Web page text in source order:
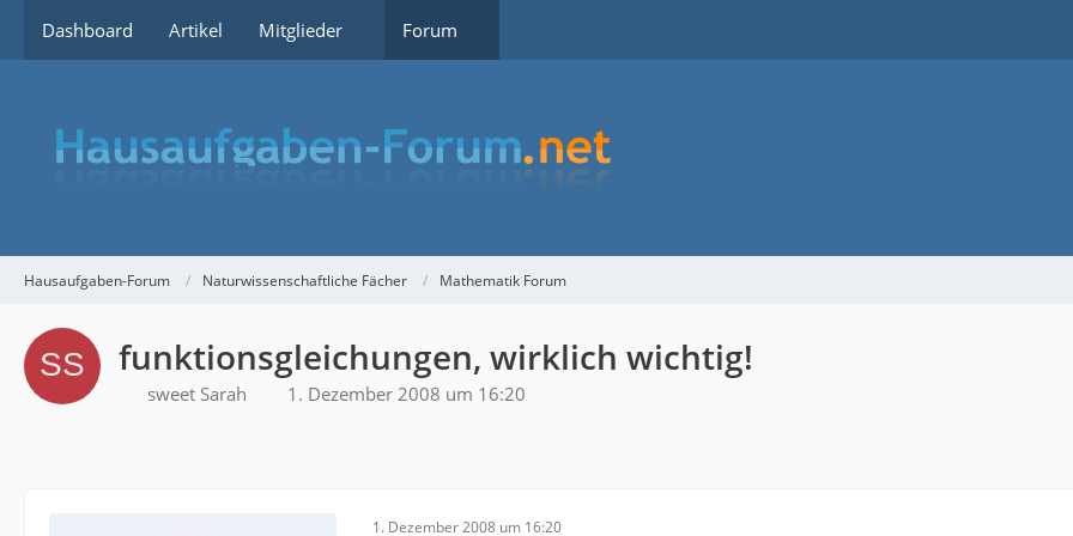
Dashboard Artikel Mitglieder Forum
Hausaufgaben-Forum Naturwissenschaftliche Fächer Mathematik Forum
funktionsgleichungen, wirklich wichtig!
sweet Sarah 1. Dezember 2008 um 16:20
1. Dezember 2008 um 16:20